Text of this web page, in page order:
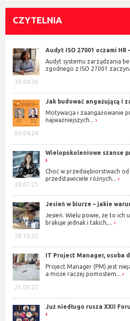
CZYTELNIA
30.04.26
Audyt ISO 27001 oczami HR
Audyt systemu zarządzania
zgodnego z ISO 27001
09.04.24
Jak budować angażującą i
Motywacja i zaangażowanie
najważniejszych...
28.07.23
Wielopokoleniowe szanse
Choć w przedsiębiorstwach
przedstawiciele różnych...
28.10.22
Jesień w biurze – jakie
Jesień. Wielu powie, że to ich
brakuje jednak i takich,...
21.09.22
IT Project Manager, osoba
Project Manager (PM) jest
a może raczej pomostem...
Już niedługo rusza XXII